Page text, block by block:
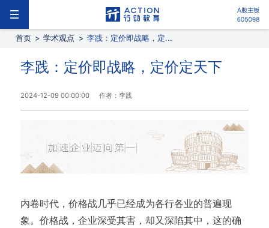
首页 > 学术观点 > 李践：定价即战略，定...
李践：定价即战略，定价定天下
2024-12-09 00:00:00 作者：李践
内卷时代，价格战几乎已经成为各行各业的普遍现
象。价格战，企业深受其害，却又深陷其中，这的确